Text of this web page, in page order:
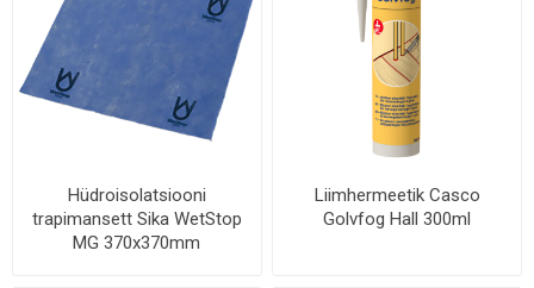
Hüdroisolatsiooni
trapimansett Sika WetStop
MG 370x370mm
Liimhermeetik Casco
Golvfog Hall 300ml